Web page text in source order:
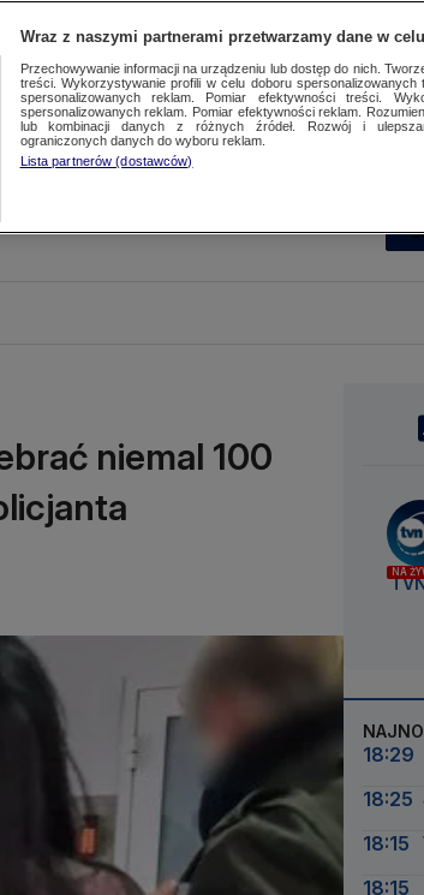
niemal 100
NA
18:29
18:25
18:15
18:15
Wraz z naszymi partnerami przetwarzamy dane w
Przechowywanie informacji na urządzeniu lub dostęp do nich.
treści. Wykorzystywanie profili w celu doboru spersonalizowanych
spersonalizowanych reklam. Pomiar efektywności treści.
spersonalizowanych reklam. Pomiar efektywności reklam.
lub kombinacji danych z różnych źródeł. Rozwój i
ograniczonych danych do wyboru reklam.
Lista partnerów (dostawców)